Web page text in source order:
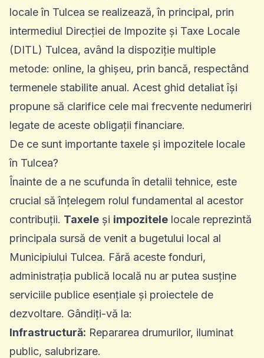
locale în Tulcea se realizează, în principal, prin
intermediul Direcției de Impozite și Taxe Locale
(DITL) Tulcea, având la dispoziție multiple
metode: online, la ghișeu, prin bancă, respectând
termenele stabilite anual. Acest ghid detaliat își
propune să clarifice cele mai frecvente nedumeriri
legate de aceste obligații financiare.
De ce sunt importante taxele și impozitele locale
în Tulcea?
Înainte de a ne scufunda în detalii tehnice, este
crucial să înțelegem rolul fundamental al acestor
contribuții. Taxele și impozitele locale reprezintă
principala sursă de venit a bugetului local al
Municipiului Tulcea. Fără aceste fonduri,
administrația publică locală nu ar putea susține
serviciile publice esențiale și proiectele de
dezvoltare. Gândiți-vă la:
Infrastructură: Repararea drumurilor, iluminat
public, salubrizare.